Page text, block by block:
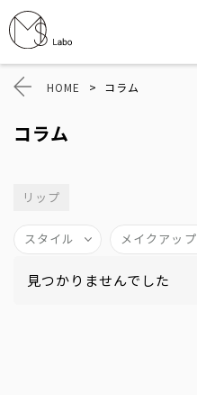
HOME > コラム
コラム
リップ
スタイル メイクアップ
見つかりませんでした